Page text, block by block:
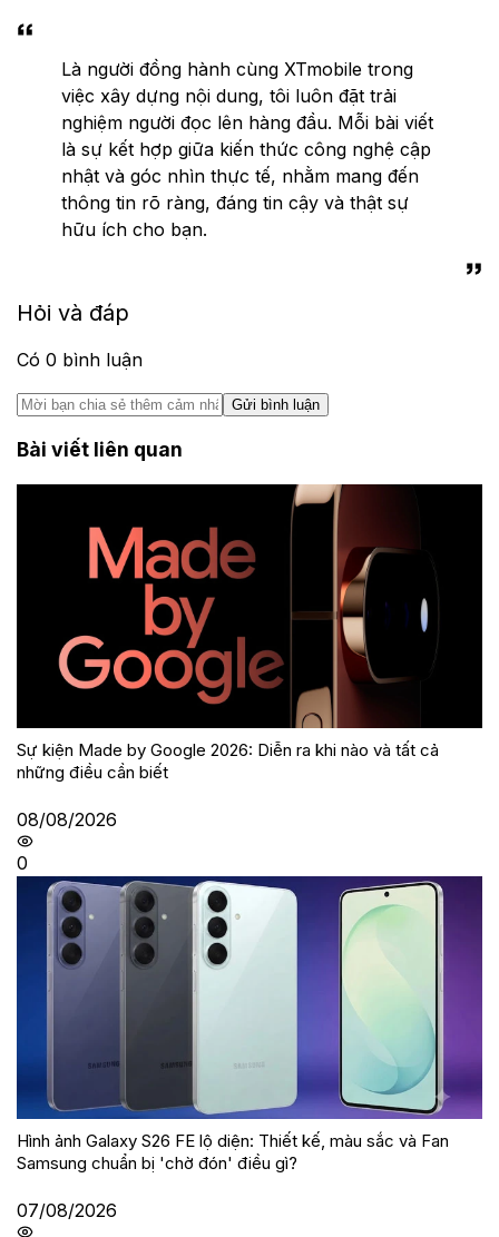
Là người đồng hành cùng XTmobile trong
việc xây dựng nội dung, tôi luôn đặt trải
nghiệm người đọc lên hàng đầu. Mỗi bài viết
là sự kết hợp giữa kiến thức công nghệ cập
nhật và góc nhìn thực tế, nhằm mang đến
thông tin rõ ràng, đáng tin cậy và thật sự
hữu ích cho bạn.
Hỏi và đáp
Có 0 bình luận
Gửi bình luận
Bài viết liên quan
Sự kiện Made by Google 2026: Diễn ra khi nào và tất cả
những điều cần biết
08/08/2026
0
Hình ảnh Galaxy S26 FE lộ diện: Thiết kế, màu sắc và Fan
Samsung chuẩn bị 'chờ đón' điều gì?
07/08/2026